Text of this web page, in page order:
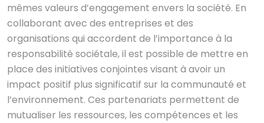
mêmes valeurs d’engagement envers la société. En
collaborant avec des entreprises et des
organisations qui accordent de l’importance à la
responsabilité sociétale, il est possible de mettre en
place des initiatives conjointes visant à avoir un
impact positif plus significatif sur la communauté et
l’environnement. Ces partenariats permettent de
mutualiser les ressources, les compétences et les